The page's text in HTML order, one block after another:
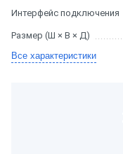
Интерфейс подключения
Размер (Ш × В × Д)
Все характеристики